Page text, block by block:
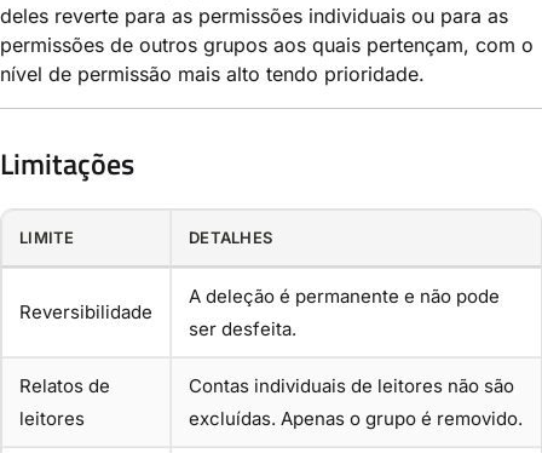
deles reverte para as permissões individuais ou para as
permissões de outros grupos aos quais pertençam, com o
nível de permissão mais alto tendo prioridade.
Limitações
LIMITE DETALHES
Reversibilidade
A deleção é permanente e não pode
ser desfeita.
Relatos de
leitores
Contas individuais de leitores não são
excluídas. Apenas o grupo é removido.